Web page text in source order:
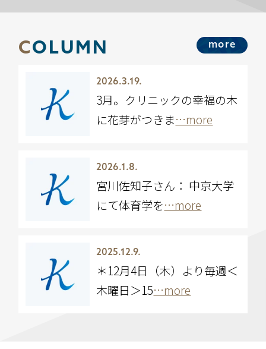
COLUMN more
2026.3.19.
3月。クリニックの幸福の木
に花芽がつきま…more
2026.1.8.
宮川佐知子さん： 中京大学
にて体育学を…more
2025.12.9.
＊12月4日（木）より毎週＜
木曜日＞15…more